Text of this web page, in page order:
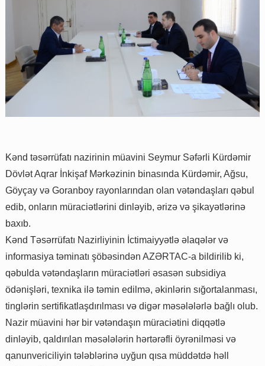
Kənd təsərrüfatı nazirinin müavini Seymur Səfərli Kürdəmir
Dövlət Aqrar İnkişaf Mərkəzinin binasında Kürdəmir, Ağsu,
Göyçay və Goranboy rayonlarından olan vətəndaşları qəbul
edib, onların müraciətlərini dinləyib, ərizə və şikayətlərinə
baxıb.
Kənd Təsərrüfatı Nazirliyinin İctimaiyyətlə əlaqələr və
informasiya təminatı şöbəsindən AZƏRTAC-a bildirilib ki,
qəbulda vətəndaşların müraciətləri əsasən subsidiya
ödənişləri, texnika ilə təmin edilmə, əkinlərin sığortalanması,
tinglərin sertifikatlaşdırılması və digər məsələlərlə bağlı olub.
Nazir müavini hər bir vətəndaşın müraciətini diqqətlə
dinləyib, qaldırılan məsələlərin hərtərəfli öyrənilməsi və
qanunvericiliyin tələblərinə uyğun qısa müddətdə həll